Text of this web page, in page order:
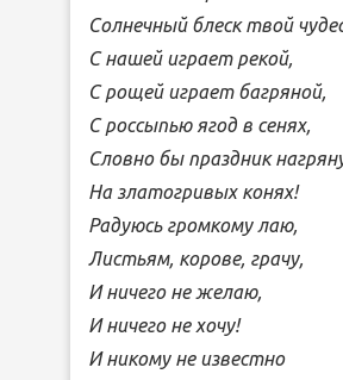
Солнечный блеск твой
С нашей играет рекой,
С рощей играет багряной,
С россыпью ягод в сенях,
Словно бы праздник
На златогривых конях!
Радуюсь громкому лаю,
Листьям, корове, грачу,
И ничего не желаю,
И ничего не хочу!
И никому не известно